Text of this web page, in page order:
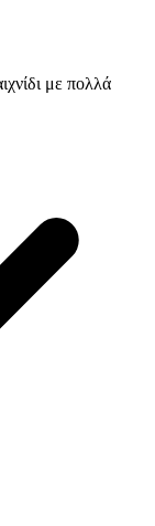
με πολλά